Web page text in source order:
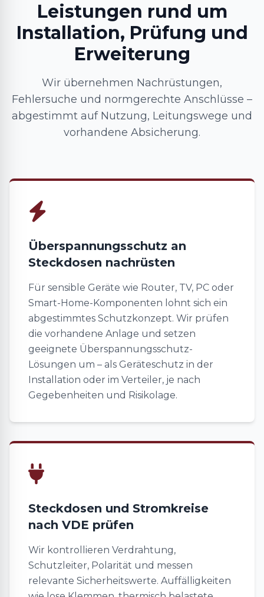
Leistungen rund um
Installation, Prüfung und
Erweiterung
Wir übernehmen Nachrüstungen,
Fehlersuche und normgerechte Anschlüsse –
abgestimmt auf Nutzung, Leitungswege und
vorhandene Absicherung.
Überspannungsschutz an
Steckdosen nachrüsten
Für sensible Geräte wie Router, TV, PC oder
Smart-Home-Komponenten lohnt sich ein
abgestimmtes Schutzkonzept. Wir prüfen
die vorhandene Anlage und setzen
geeignete Überspannungsschutz-
Lösungen um – als Geräteschutz in der
Installation oder im Verteiler, je nach
Gegebenheiten und Risikolage.
Steckdosen und Stromkreise
nach VDE prüfen
Wir kontrollieren Verdrahtung,
Schutzleiter, Polarität und messen
relevante Sicherheitswerte. Auffälligkeiten